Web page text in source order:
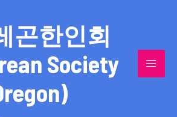
곤한인회
Society
품고 동포사회를 섬겨온